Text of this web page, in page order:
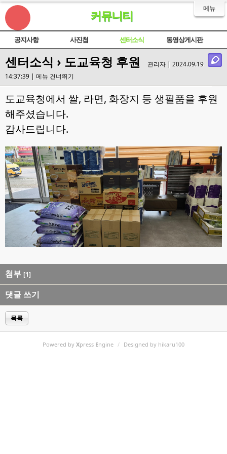
메뉴
커뮤니티
공지사항 사진첩 센터소식 동영상게시판
센터소식 › 도교육청 후원
관리자 | 2024.09.19
14:37:39 | 메뉴 건너뛰기
도교육청에서 쌀, 라면, 화장지 등 생필품을 후원
해주셨습니다.
감사드립니다.
첨부 [1]
댓글 쓰기
목록
Powered by Xpress Engine / Designed by hikaru100